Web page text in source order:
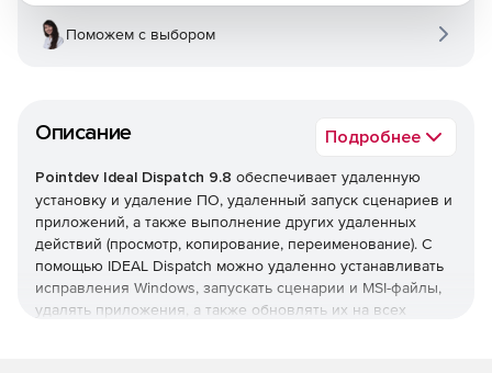
Описание Подробнее
Pointdev Ideal Dispatch 9.8 обеспечивает удаленную
установку и удаление ПО, удаленный запуск сценариев и
приложений, а также выполнение других удаленных
действий (просмотр, копирование, переименование). С
помощью IDEAL Dispatch можно удаленно устанавливать
исправления Windows, запускать сценарии и MSI-файлы,
удалять приложения, а также обновлять их на всех
Поможем с выбором